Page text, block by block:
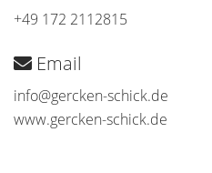
+49 172 2112815
Email
info@gercken-schick.de
www.gercken-schick.de